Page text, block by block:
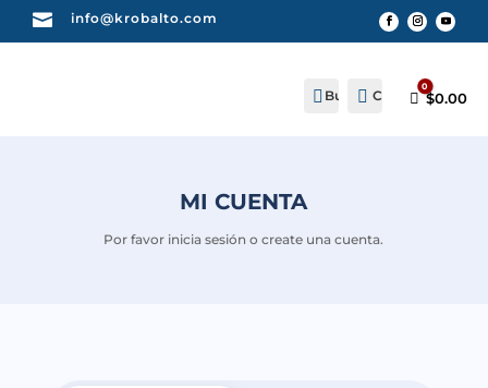
 info@krobalto.com
 Buscar
 CuentaCarro
0
$0.00
MI CUENTA
Por favor inicia sesión o create una cuenta.